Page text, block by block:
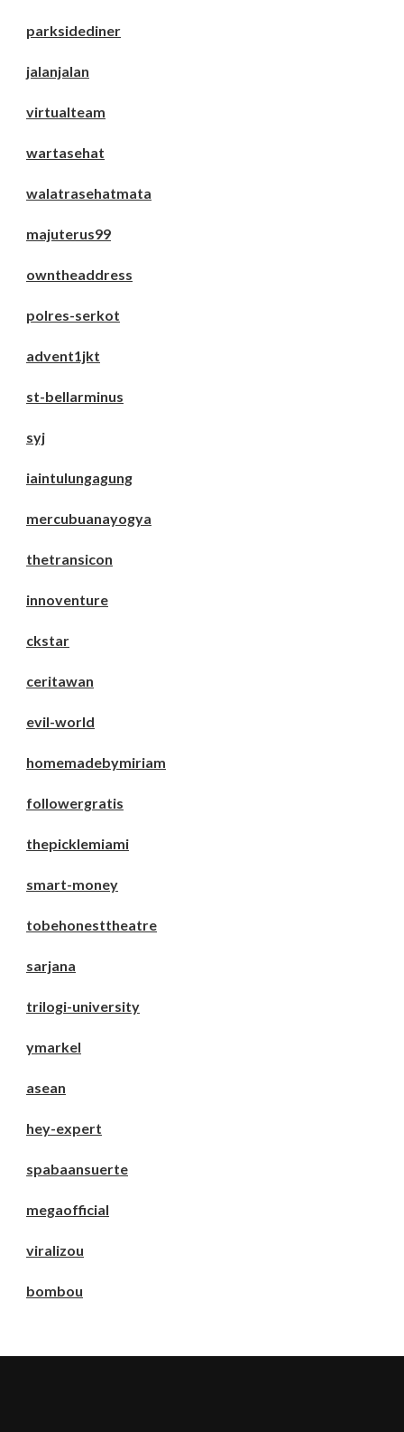
parksidediner
jalanjalan
virtualteam
wartasehat
walatrasehatmata
majuterus99
owntheaddress
polres-serkot
advent1jkt
st-bellarminus
syj
iaintulungagung
mercubuanayogya
thetransicon
innoventure
ckstar
ceritawan
evil-world
homemadebymiriam
followergratis
thepicklemiami
smart-money
tobehonesttheatre
sarjana
trilogi-university
ymarkel
asean
hey-expert
spabaansuerte
megaofficial
viralizou
bombou